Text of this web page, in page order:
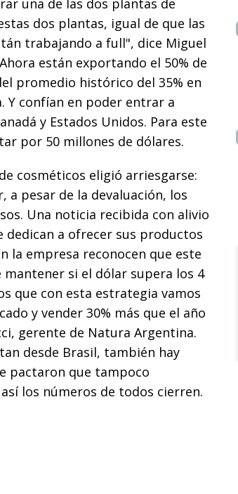
una de las dos plantas de
dos plantas, igual de que las
trabajando a full", dice Miguel
están exportando el 50% de
promedio histórico del 35% en
Y confían en poder entrar a
y Estados Unidos. Para este
por 50 millones de dólares.
cosméticos eligió arriesgarse:
pesar de la devaluación, los
Una noticia recibida con alivio
dedican a ofrecer sus productos
la empresa reconocen que este
si el dólar supera los 4
que con esta estrategia vamos
y vender 30% más que el año
gerente de Natura Argentina.
desde Brasil, también hay
pactaron que tampoco
los números de todos cierren.